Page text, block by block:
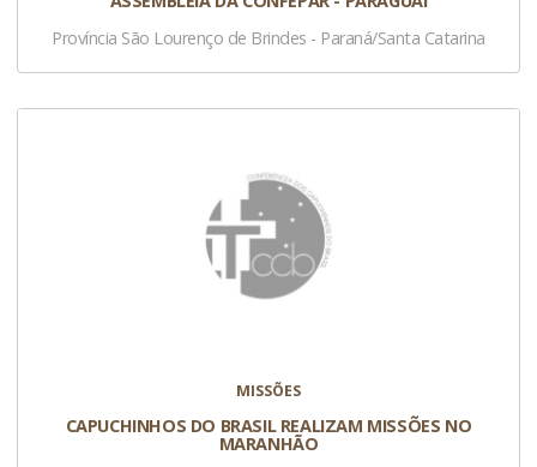
Província São Lourenço de Brindes - Paraná/Santa Catarina
MISSÕES
CAPUCHINHOS DO BRASIL REALIZAM MISSÕES NO
MARANHÃO